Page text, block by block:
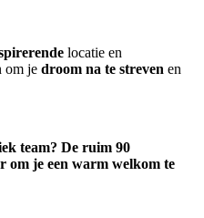
locatie en
om je droom na te streven en
team? De ruim 90
om je een warm welkom te